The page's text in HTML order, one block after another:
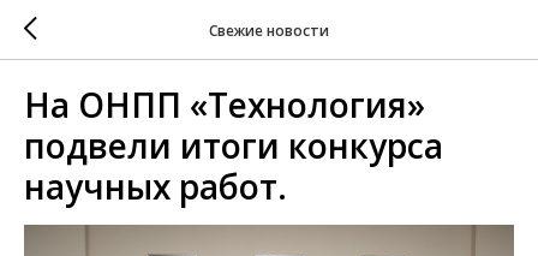
Свежие новости
На ОНПП «Технология»
подвели итоги конкурса
научных работ.